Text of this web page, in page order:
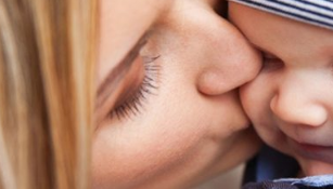
財經｜滙豐上調香港今年GDP預測至4.5%
本地｜假冒內地執法人員要求交「保證金
財經｜日經失守6.5萬點後回穩 全周仍升近
財經｜恒隆10月換帥 玩具「反」斗城亞洲
財經｜韓股反覆波動收跌 連挫7周創逾3年
財經｜內地7月美元計價出口增近24%勝
財經｜日本春季三度入市撐日圓 4月單日